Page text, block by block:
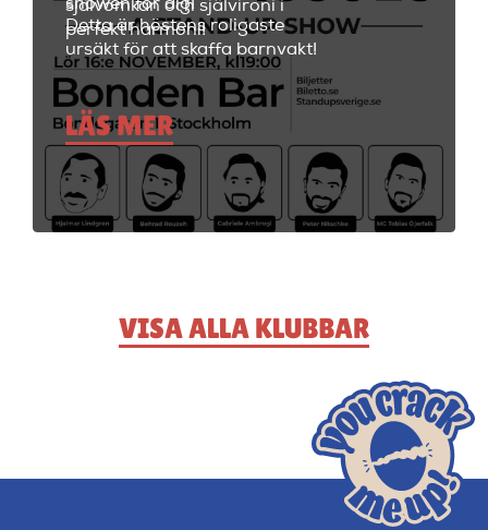
självömkan och självironi i
perfekt harmoni!
showen för dig!
Detta är höstens roligaste
ursäkt för att skaffa barnvakt!
LÄS MER
VISA ALLA KLUBBAR